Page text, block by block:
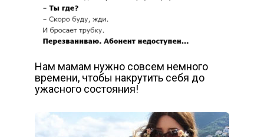
Нам мамам нужно совсем немного
времени, чтобы накрутить себя до
ужасного состояния!